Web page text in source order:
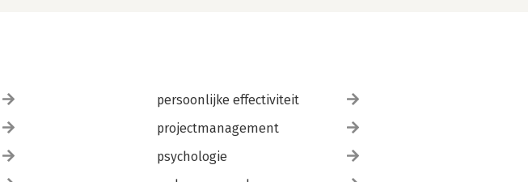
persoonlijke effectiviteit
projectmanagement
psychologie